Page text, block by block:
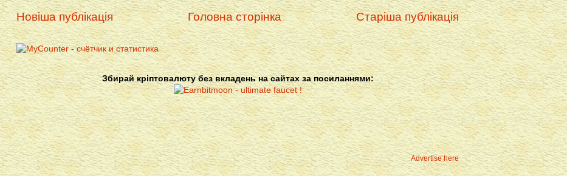
Новіша публікація Старіша публікація
Головна сторінка
Збирай кріптовалюту без вкладень на сайтах за посиланнями:
Advertise here